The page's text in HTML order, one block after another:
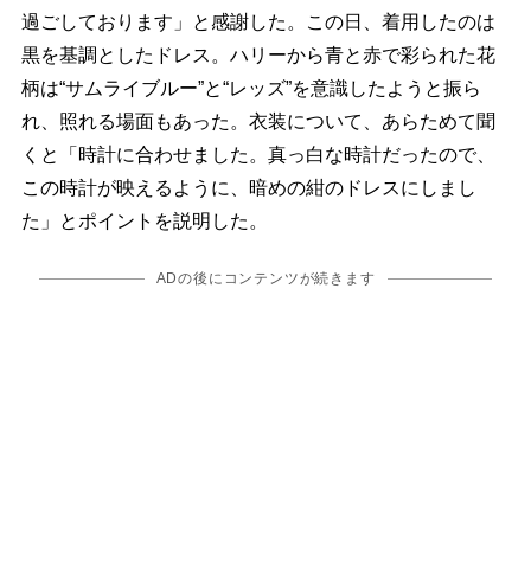
過ごしております」と感謝した。この日、着用したのは
黒を基調としたドレス。ハリーから青と赤で彩られた花
柄は“サムライブルー”と“レッズ”を意識したようと振ら
れ、照れる場面もあった。衣装について、あらためて聞
くと「時計に合わせました。真っ白な時計だったので、
この時計が映えるように、暗めの紺のドレスにしまし
た」とポイントを説明した。
ADの後にコンテンツが続きます